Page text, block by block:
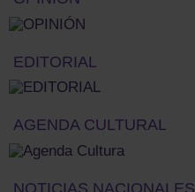
EDITORIAL
AGENDA CULTURAL
NOTICIAS NACIONALES